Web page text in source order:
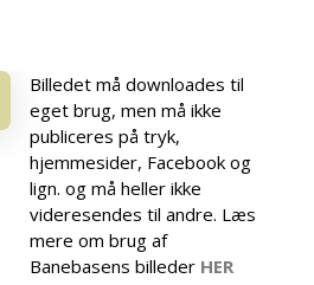
Billedet må downloades til
eget brug, men må ikke
publiceres på tryk,
hjemmesider, Facebook og
lign. og må heller ikke
videresendes til andre. Læs
mere om brug af
Banebasens billeder HER